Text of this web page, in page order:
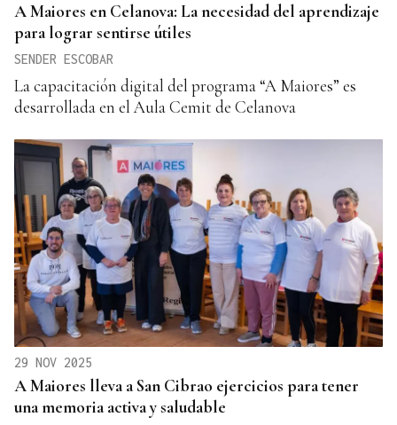
A Maiores en Celanova: La necesidad del aprendizaje
para lograr sentirse útiles
SENDER ESCOBAR
La capacitación digital del programa “A Maiores” es
desarrollada en el Aula Cemit de Celanova
29 NOV 2025
A Maiores lleva a San Cibrao ejercicios para tener
una memoria activa y saludable